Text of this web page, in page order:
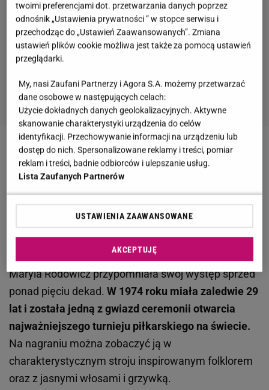
Zobacz wideoKupicha ma żal o brak nominacji do
Fryderyków? Wspomniał o Maryli Rodowicz
Maryla Rodowicz wróciła wspomnieniami do
mundialu z 1974 roku
11 czerwca, w związku z piłkarskimi emocjami
Maryla Rodowicz przypomniała swój występ sprzed
ponad pięciu dekad. W 1974 roku miała zaledwie 29
lat i została jedną z gwiazd ceremonii otwarcia
najważniejszego turnieju piłkarskiego na świecie.
Na nagraniu można zobaczyć ją w
charakterystycznym stroju inspirowanym folklorem
oraz z jasnymi włosami i grzywką.
twoimi preferencjami dot. przetwarzania danych poprzez
odnośnik „Ustawienia prywatności ” w stopce serwisu i
przechodząc do „Ustawień Zaawansowanych”. Zmiana
ustawień plików cookie możliwa jest także za pomocą ustawień
przeglądarki.
My, nasi Zaufani Partnerzy i Agora S.A. możemy przetwarzać
dane osobowe w następujących celach:
Użycie dokładnych danych geolokalizacyjnych. Aktywne
skanowanie charakterystyki urządzenia do celów
identyfikacji. Przechowywanie informacji na urządzeniu lub
dostęp do nich. Spersonalizowane reklamy i treści, pomiar
reklam i treści, badnie odbiorców i ulepszanie usług.
Lista Zaufanych Partnerów
USTAWIENIA ZAAWANSOWANE
AKCEPTUJĘ